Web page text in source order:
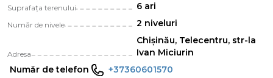
Suprafața terenului 6 ari
Număr de nivele 2 niveluri
Adresa
Chișinău, Telecentru, str-la
Ivan Miciurin
Număr de telefon
+37360601570